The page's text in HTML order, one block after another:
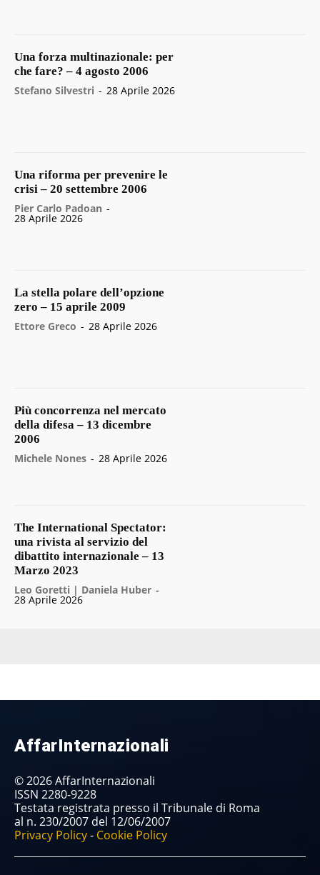
Una forza multinazionale: per
che fare? – 4 agosto 2006
Stefano Silvestri - 28 Aprile 2026
Una riforma per prevenire le
crisi – 20 settembre 2006
Pier Carlo Padoan -
28 Aprile 2026
La stella polare dell’opzione
zero – 15 aprile 2009
Ettore Greco - 28 Aprile 2026
Più concorrenza nel mercato
della difesa – 13 dicembre
2006
Michele Nones - 28 Aprile 2026
The International Spectator:
una rivista al servizio del
dibattito internazionale – 13
Marzo 2023
Leo Goretti | Daniela Huber -
28 Aprile 2026
AffarInternazionali
© 2026 AffarInternazionali
ISSN 2280-9228
Testata registrata presso il Tribunale di Roma
al n. 230/2007 del 12/06/2007
Privacy Policy- Cookie Policy